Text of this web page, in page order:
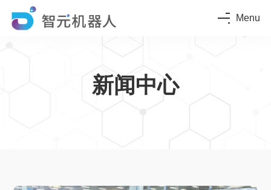
Menu
新闻中心